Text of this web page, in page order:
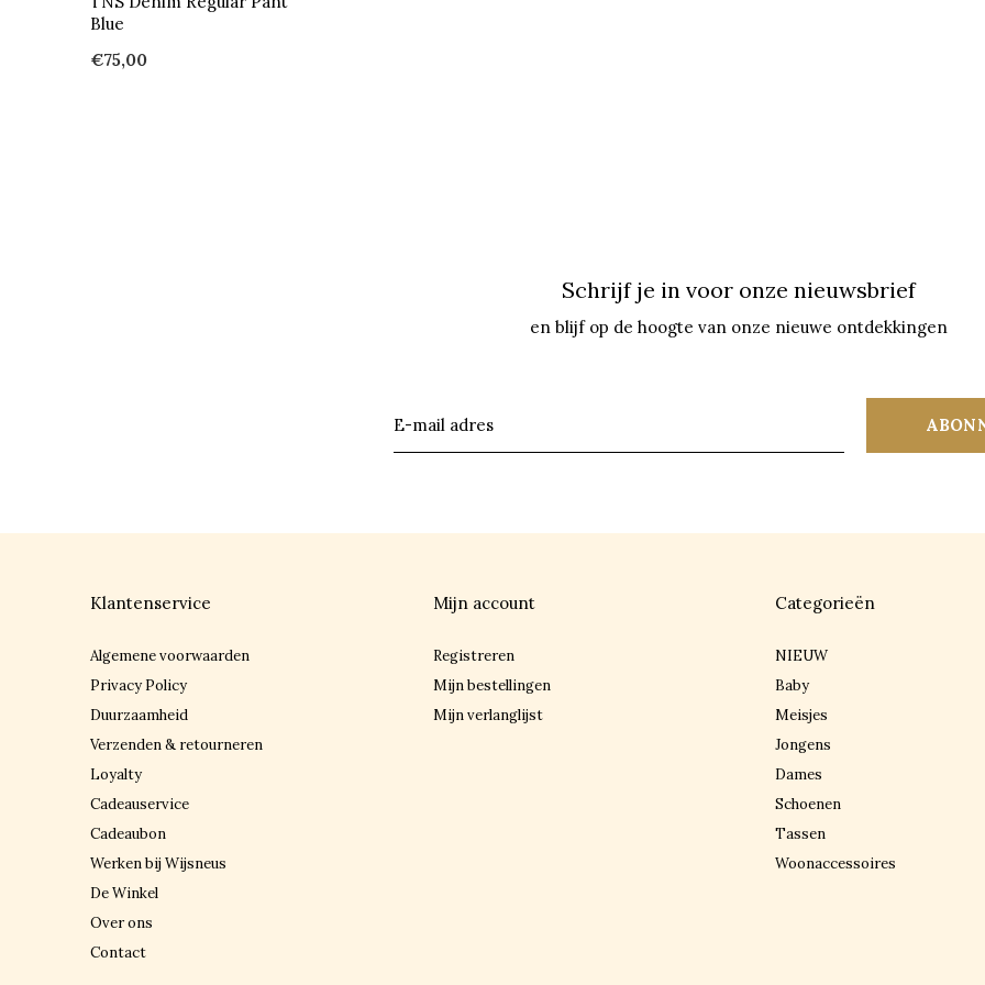
Blue
€75,00
Schrijf je in voor onze nieuwsbrief
en blijf op de hoogte van onze nieuwe ontdekkingen
Klantenservice
Algemene voorwaarden
Privacy Policy
Duurzaamheid
Verzenden & retourneren
Loyalty
Cadeauservice
Cadeaubon
Werken bij Wijsneus
De Winkel
Over ons
Contact
Mijn account
Registreren
Mijn bestellingen
Mijn verlanglijst
Categorieën
NIEUW
Baby
Meisjes
Jongens
Dames
Schoenen
Tassen
Woonaccessoires